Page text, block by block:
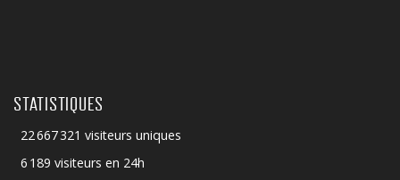
STATISTIQUES
22 667 321 visiteurs uniques
6 189 visiteurs en 24h